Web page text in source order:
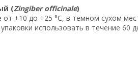
(Zingiber officinale)
+10 до +25 °C, в тёмном сухом
использовать в течение 60